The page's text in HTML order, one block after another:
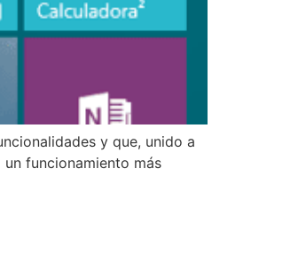
y que, unido a
funcionamiento más